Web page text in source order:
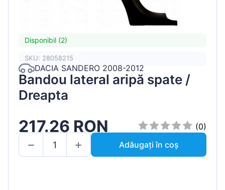
Disponibil (2)
SKU: 28058215
DACIA SANDERO 2008-2012
Bandou lateral aripă spate /
Dreapta
217.26 RON
(0)
Adăugați în coș